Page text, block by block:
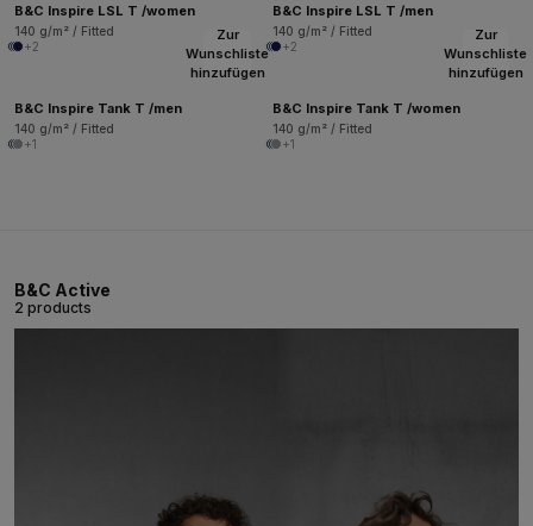
B&C Inspire LSL T /women
140 g/m² / Fitted
+2
B&C Inspire LSL T /men
140 g/m² / Fitted
+2
Zur
Wunschliste
hinzufügen
B&C Inspire Tank T /men
140 g/m² / Fitted
+1
Zur
Wunschliste
hinzufügen
B&C Inspire Tank T /women
140 g/m² / Fitted
+1
B&C Active
2 products